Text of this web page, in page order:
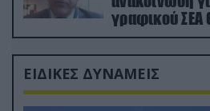
γραφικού ΣΕΑ
Ρώσους
ΕΙΔΙΚΕΣ ΔΥΝΑΜΕΙΣ